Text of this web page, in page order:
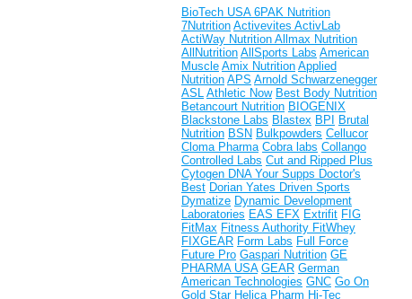
BioTech USA 6PAK Nutrition
7Nutrition Activevites ActivLab
ActiWay Nutrition Allmax Nutrition
AllNutrition AllSports Labs American
Muscle Amix Nutrition Applied
Nutrition APS Arnold Schwarzenegger
ASL Athletic Now Best Body Nutrition
Betancourt Nutrition BIOGENIX
Blackstone Labs Blastex BPI
Brutal
Nutrition BSN Bulkpowders Cellucor
Cloma Pharma Cobra labs Collango
Controlled Labs Cut and Ripped Plus
Cytogen DNA Your Supps Doctor's
Best Dorian Yates Driven Sports
Dymatize Dynamic Development
Laboratories EAS EFX Extrifit FIG
FitMax Fitness Authority FitWhey
FIXGEAR Form Labs Full Force
Future Pro Gaspari Nutrition GE
PHARMA USA GEAR German
American Technologies GNC Go On
Gold Star Helica Pharm Hi-Tec